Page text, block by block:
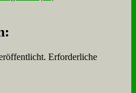
Erforderliche